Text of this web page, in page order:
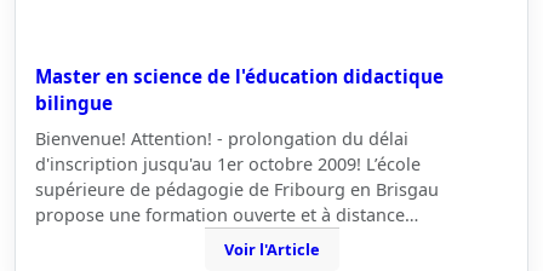
Master en science de l'éducation didactique
bilingue
Bienvenue! Attention! - prolongation du délai
d'inscription jusqu'au 1er octobre 2009! L’école
supérieure de pédagogie de Fribourg en Brisgau
propose une formation ouverte et à distance…
Voir l'Article